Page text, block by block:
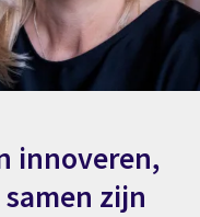
innoveren,
zijn